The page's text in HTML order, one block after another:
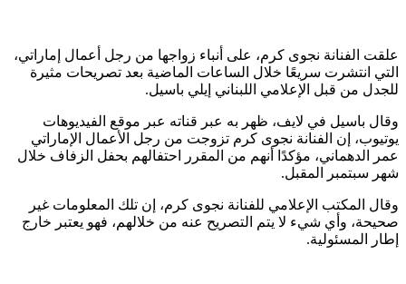
علقت الفنانة نجوى كرم، على أنباء زواجها من رجل أعمال إماراتي،
التي انتشرت سريعًا خلال الساعات الماضية بعد تصريحات مثيرة
للجدل من قبل الإعلامي اللبناني إيلي باسيل.
وقال باسيل في لايف، ظهر به عبر قناته عبر موقع الفيديوهات
يوتيوب، إن الفنانة نجوى كرم تزوجت من رجل الأعمال الإماراتي
عمر الدهماني، مؤكدًا أنهم من المقرر احتفالهم بحفل الزفاف خلال
شهر سبتمبر المقبل.
وقال المكتب الإعلامي للفنانة نجوى كرم، إن تلك المعلومات غير
صحيحة، وأي شيء لا يتم التصريح عنه من خلالهم، فهو يعتبر خارج
إطار المسئولية.